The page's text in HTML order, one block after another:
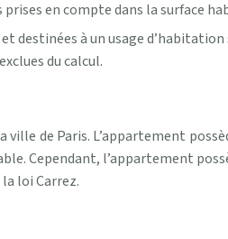
en compte dans la surface
et destinées à un usage
du calcul.
de Paris. L’appartement
Cependant, l’appartement
loi Carrez.